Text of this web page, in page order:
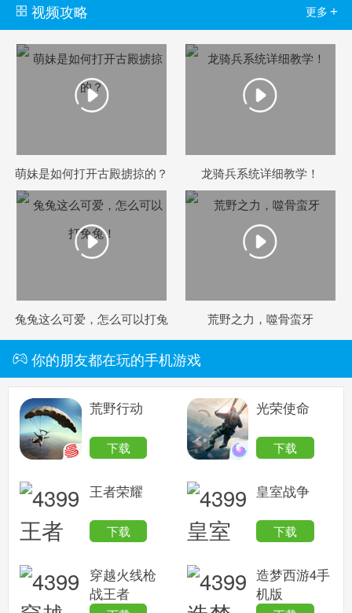
视频攻略 更多 +
萌妹是如何打开古殿掳掠的？ 龙骑兵系统详细教学！
兔兔这么可爱，怎么可以打兔
荒野之力，噬骨蛮牙
你的朋友都在玩的手机游戏
荒野行动
下载
光荣使命
下载
王者荣耀
下载
皇室战争
下载
穿越火线枪
战王者
造梦西游4手
机版